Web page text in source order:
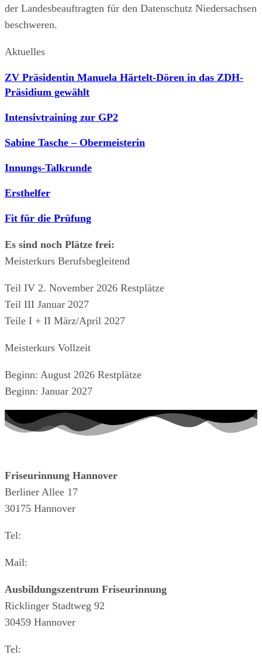
der Landesbeauftragten für den Datenschutz Niedersachsen
beschweren.
Aktuelles
ZV Präsidentin Manuela Härtelt-Dören in das ZDH-
Präsidium gewählt
Intensivtraining zur GP2
Sabine Tasche – Obermeisterin
Innungs-Talkrunde
Ersthelfer
Fit für die Prüfung
Es sind noch Plätze frei:
Meisterkurs Berufsbegleitend
Teil IV 2. November 2026 Restplätze
Teil III Januar 2027
Teile I + II März/April 2027
Meisterkurs Vollzeit
Beginn: August 2026 Restplätze
Beginn: Januar 2027
Friseurinnung Hannover
Berliner Allee 17
30175 Hannover
Tel:
Mail:
Ausbildungszentrum Friseurinnung
Ricklinger Stadtweg 92
30459 Hannover
Tel: